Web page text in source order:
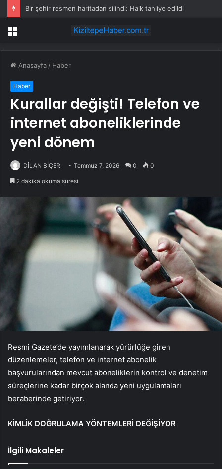
Bir şehir resmen haritadan silindi: Halk tahliye edildi
Menü
Anasayfa / Haber
Haber
Kurallar değişti! Telefon ve
internet aboneliklerinde
yeni dönem
DİLAN BİÇER Temmuz 7, 2026 0 0
2 dakika okuma süresi
Resmi Gazete’de yayımlanarak yürürlüğe giren
düzenlemeler, telefon ve internet abonelik
başvurularından mevcut aboneliklerin kontrol ve denetim
süreçlerine kadar birçok alanda yeni uygulamaları
beraberinde getiriyor.
KİMLİK DOĞRULAMA YÖNTEMLERİ DEĞİŞİYOR
İlgili Makaleler